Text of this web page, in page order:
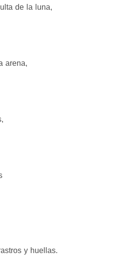
de la luna,
arena,
y huellas.